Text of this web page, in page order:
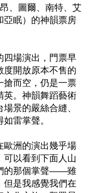
、圖爾、南特、艾
亞眠）的神韻票房
四場演出，門票早
度開放原本不售的
搶而空，仍是一票
英。神韻舞蹈藝術
景的嚴絲合縫、
雷掌聲。
歐洲的演出幾乎場
可以看到下面人山
的那個掌聲——雖
但是我感覺我們在